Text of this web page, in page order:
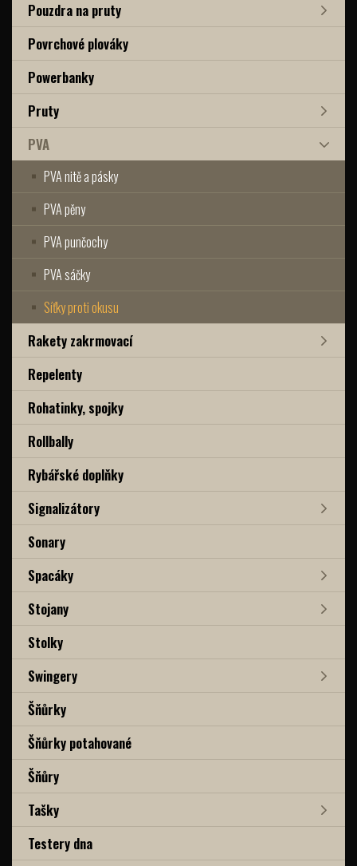
Pouzdra na pruty
Povrchové plováky
Powerbanky
Pruty
PVA
PVA nitě a pásky
PVA pěny
PVA punčochy
PVA sáčky
Síťky proti okusu
Rakety zakrmovací
Repelenty
Rohatinky, spojky
Rollbally
Rybářské doplňky
Signalizátory
Sonary
Spacáky
Stojany
Stolky
Swingery
Šňůrky
Šňůrky potahované
Šňůry
Tašky
Testery dna